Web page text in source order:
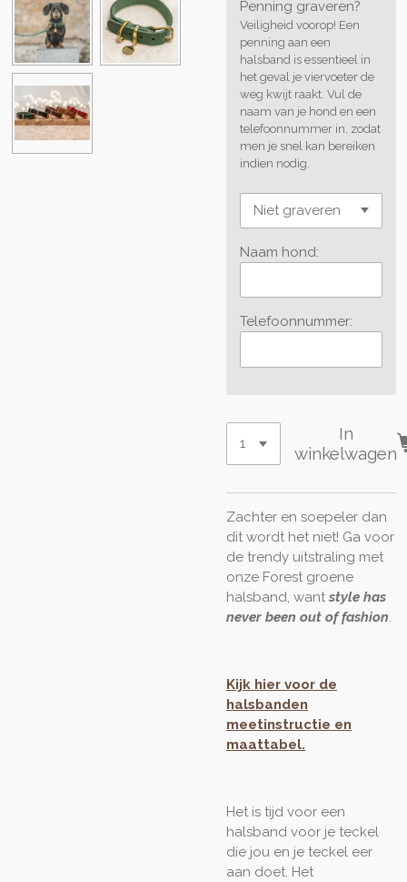
Penning graveren?
Veiligheid voorop! Een
penning aan een
halsband is essentieel in
het geval je viervoeter de
weg kwijt raakt. Vul de
naam van je hond en een
telefoonnummer in, zodat
men je snel kan bereiken
indien nodig.
Naam hond:
Telefoonnummer:
In
winkelwagen
Zachter en soepeler dan
dit wordt het niet! Ga voor
de trendy uitstraling met
onze Forest groene
halsband, want style has
never been out of fashion.
Kijk hier voor de
halsbanden
meetinstructie en
maattabel.
Het is tijd voor een
halsband voor je teckel
die jou en je teckel eer
aan doet. Het